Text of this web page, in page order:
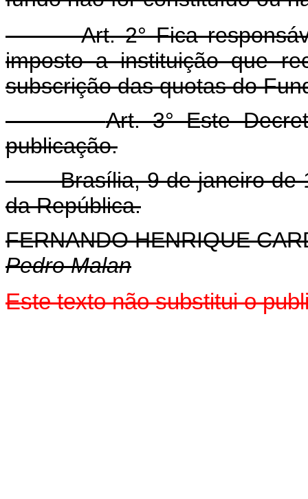
Art. 2° Fica
imposto a instituição que
subscrição das quotas do
Art. 3° Este
publicação.
Brasília, 9 de janeiro de
da República.
FERNANDO HENRIQUE
Pedro Malan
Este texto não substitui o